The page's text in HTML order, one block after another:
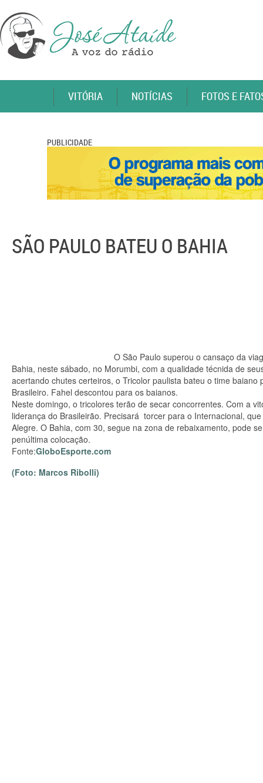
VITÓRIA NOTÍCIAS FOTOS E
PUBLICIDADE
SÃO PAULO BATEU O BAHIA
O São Paulo superou o cansaço da
Bahia, neste sábado, no Morumbi, com a qualidade técnida de
acertando chutes certeiros, o Tricolor paulista bateu o time
Brasileiro. Fahel descontou para os baianos.
Neste domingo, o tricolores terão de secar concorrentes. Com a
liderança do Brasileirão. Precisará torcer para o Internacional,
Alegre. O Bahia, com 30, segue na zona de rebaixamento, pode
penúltima colocação.
Fonte:GloboEsporte.com
(Foto: Marcos Ribolli)